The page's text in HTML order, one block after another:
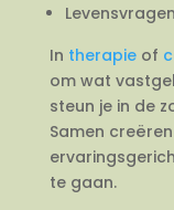
Levensvragen
In therapieof
om wat
steun je in de
Samen
te gaan.